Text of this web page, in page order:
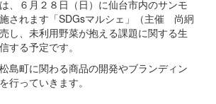
、６月２８日（日）に仙台市内のサンモ
されます「SDGsマルシェ」（主催 尚絅
し、未利用野菜が抱える課題に関する生
する予定です。
島町に関わる商品の開発やブランディン
行っていきます。